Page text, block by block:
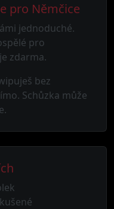
pro Němčice
jednoduché.
pro
zdarma.
bez
Schůzka může